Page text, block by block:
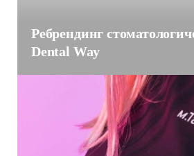
Ребрендинг
Dental Way